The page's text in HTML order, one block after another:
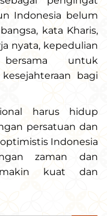
Indonesia belum
kata Kharis,
nyata, kepedulian
untuk
bagi
harus hidup
persatuan dan
Indonesia
zaman dan
kuat dan